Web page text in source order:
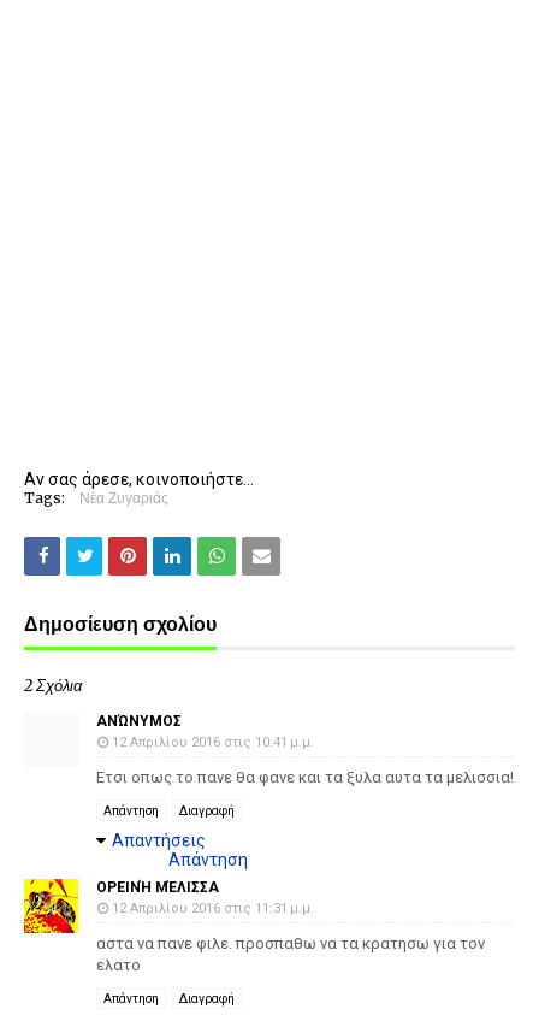
Αν σας άρεσε, κοινοποιήστε...
Tags: Νέα Ζυγαριάς
Δημοσίευση σχολίου
2 Σχόλια
ΑΝΏΝΥΜΟΣ
12 Απριλίου 2016 στις 10:41 μ.μ.
Ετσι οπως το πανε θα φανε και τα ξυλα αυτα τα μελισσια!
Απάντηση Διαγραφή
Απαντήσεις
Απάντηση
ΟΡΕΙΝΉ ΜΈΛΙΣΣΑ
12 Απριλίου 2016 στις 11:31 μ.μ.
αστα να πανε φιλε. προσπαθω να τα κρατησω για τον
ελατο
Απάντηση Διαγραφή